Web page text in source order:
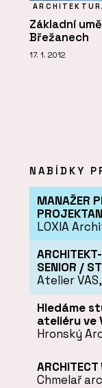
Základní
Břežanech
17. 1. 2012
NABÍDKY
MANAŽER
LOXIA
SENIOR /
Atelier
Hledáme
ateliéru ve
Hronský
ARCHITECT
Chmelař